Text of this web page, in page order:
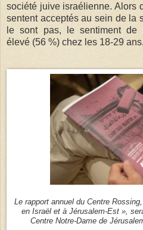
société juive israélienne. Alors
sentent acceptés au sein de la
le sont pas, le sentiment de
élevé (56 %) chez les 18-29 ans.
Le rapport annuel du Centre
en Israël et à Jérusalem-Est »,
Centre Notre-Dame de